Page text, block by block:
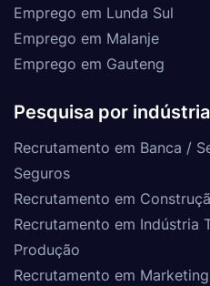
Emprego em Lunda Sul
Emprego em Malanje
Emprego em Gauteng
Pesquisa por indústria
Recrutamento em Banca /
Seguros
Recrutamento em
Recrutamento em Indústria
Produção
Recrutamento em